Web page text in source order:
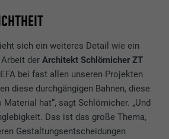
sich ein weiteres Detail wie ein
Arbeit derArchitekt Schlömicher ZT
bei fast allen unseren Projekten
diese durchgängigen Bahnen, diese
hat“, sagt Schlömicher. „Und
Das ist das große Thema,
Gestaltungsentscheidungen